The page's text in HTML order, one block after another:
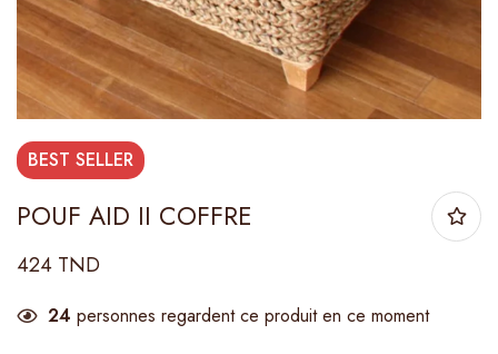
BEST SELLER
POUF AID II COFFRE
424 TND
24 personnes regardent ce produit en ce moment